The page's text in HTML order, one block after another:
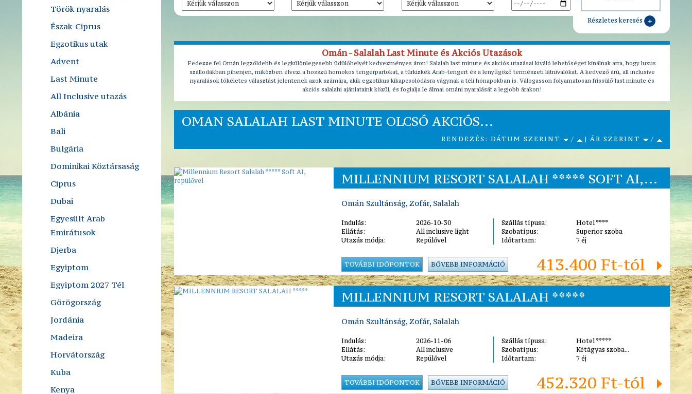
Török nyaralás
Észak-Ciprus
Egzotikus utak
Advent
Last Minute
All Inclusive utazás
Albánia
Bali
Bulgária
Dominikai Köztársaság
Ciprus
Dubai
Egyesült Arab
Emirátusok
Djerba
Egyiptom
Egyiptom 2027 Tél
Görögország
Jordánia
Madeira
Horvátország
Kuba
Kenya
Részletes keresés
Omán - Salalah Last Minute és Akciós Utazások
Fedezze fel Omán legzöldebb és legkülönlegesebb üdülőhelyét kedvezményes áron! Salalah last minute és akciós utazásai kiváló lehetőséget kínálnak arra, hogy luxus
szállodákban pihenjen, miközben élvezi a hosszú homokos tengerpartokat, a türkizkék Arab-tengert és a lenyűgöző természeti látnivalókat. A kedvező árú, all inclusive
nyaralások tökéletes választást jelentenek azok számára, akik egzotikus kikapcsolódásra vágynak a téli hónapokban is. Válogasson folyamatosan frissülő last minute és
akciós salalahi ajánlataink közül, és foglalja le álmai ománi nyaralását a legjobb árakon!
OMAN SALALAH LAST MINUTE OLCSÓ AKCIÓS...
RENDEZÉS: DÁTUM SZERINT / | ÁR SZERINT /
MILLENNIUM RESORT SALALAH ***** SOFT AI,...
Omán Szultánság, Zofár, Salalah
Indulás:
2026-10-30
Ellátás:
All inclusive light
Utazás módja:
Repülővel
Szállás típusa:
Hotel ****
Szobatípus:
Superior szoba
Időtartam:
7 éj
TOVÁBBI IDŐPONTOK BŐVEBB INFORMÁCIÓ 413.400 Ft-tól
MILLENNIUM RESORT SALALAH *****
Omán Szultánság, Zofár, Salalah
Indulás:
2026-11-06
Ellátás:
All inclusive
Utazás módja:
Repülővel
Szállás típusa:
Hotel *****
Szobatípus:
Kétágyas szoba...
Időtartam:
7 éj
TOVÁBBI IDŐPONTOK BŐVEBB INFORMÁCIÓ 452.320 Ft-tól